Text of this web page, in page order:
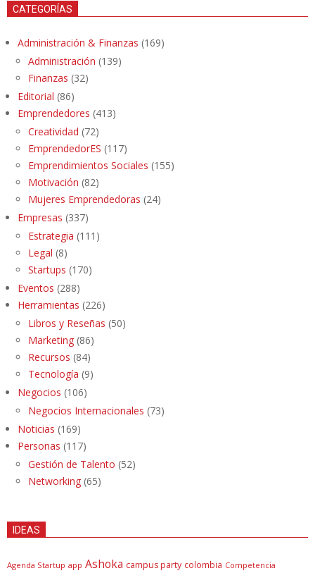
CATEGORÍAS
Administración & Finanzas (169)
Administración (139)
Finanzas (32)
Editorial (86)
Emprendedores (413)
Creatividad (72)
EmprendedorES (117)
Emprendimientos Sociales (155)
Motivación (82)
Mujeres Emprendedoras (24)
Empresas (337)
Estrategia (111)
Legal (8)
Startups (170)
Eventos (288)
Herramientas (226)
Libros y Reseñas (50)
Marketing (86)
Recursos (84)
Tecnología (9)
Negocios (106)
Negocios Internacionales (73)
Noticias (169)
Personas (117)
Gestión de Talento (52)
Networking (65)
IDEAS
Agenda Startup app Ashoka campus party colombia Competencia